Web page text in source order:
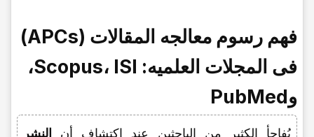
فهم رسوم معالجه المقالات (APCs)
فی المجلات العلمیه: Scopus، ISI،
وPubMed
یُفاجأ الکثیر من الباحثین عند اکتشاف أن النشر